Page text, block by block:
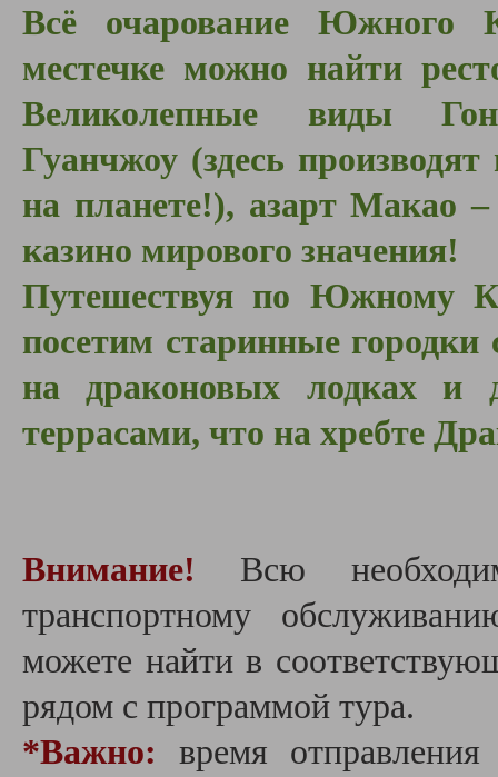
Всё очарование Южного
местечке можно найти
Великолепные виды
Гуанчжоу (здесь
на планете!), азарт Макао
казино мирового значения!
Путешествуя по Южному
посетим старинные
на драконовых лодках и
террасами, что на хребте
Внимание!
Всю
транспортному
можете найти в
рядом с программой тура.
*Важно:
время